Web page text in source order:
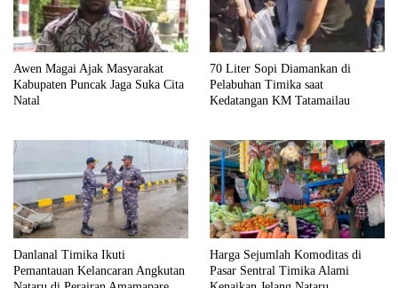
Awen Magai Ajak Masyarakat
Kabupaten Puncak Jaga Suka Cita
Natal
70 Liter Sopi Diamankan di
Pelabuhan Timika saat
Kedatangan KM Tatamailau
Danlanal Timika Ikuti
Pemantauan Kelancaran Angkutan
Harga Sejumlah Komoditas di
Pasar Sentral Timika Alami